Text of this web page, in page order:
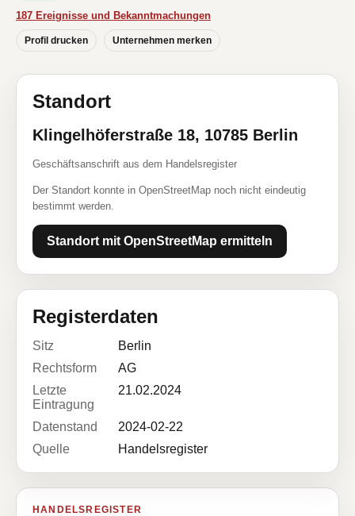
187 Ereignisse und Bekanntmachungen
Profil drucken Unternehmen merken
Standort
Klingelhöferstraße 18, 10785 Berlin
Geschäftsanschrift aus dem Handelsregister
Der Standort konnte in OpenStreetMap noch nicht eindeutig
bestimmt werden.
Standort mit OpenStreetMap ermitteln
Registerdaten
Sitz
Berlin
Rechtsform
AG
Letzte
Eintragung
21.02.2024
Datenstand
2024-02-22
Quelle
Handelsregister
HANDELSREGISTER